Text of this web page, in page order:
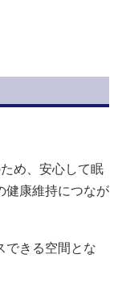
め、安心して眠
健康維持につなが
できる空間とな